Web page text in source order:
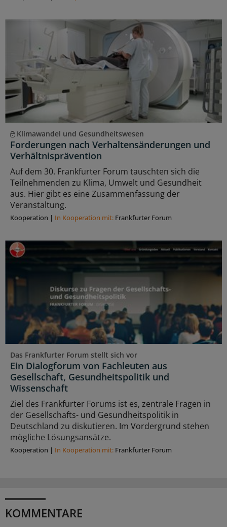
Klimawandel und Gesundheitswesen
Forderungen nach Verhaltensänderungen und
Verhältnisprävention
Auf dem 30. Frankfurter Forum tauschten sich die
Teilnehmenden zu Klima, Umwelt und Gesundheit
aus. Hier gibt es eine Zusammenfassung der
Veranstaltung.
Kooperation | In Kooperation mit: Frankfurter Forum
Das Frankfurter Forum stellt sich vor
Ein Dialogforum von Fachleuten aus
Gesellschaft, Gesundheitspolitik und
Wissenschaft
Ziel des Frankfurter Forums ist es, zentrale Fragen in
der Gesellschafts- und Gesundheitspolitik in
Deutschland zu diskutieren. Im Vordergrund stehen
mögliche Lösungsansätze.
Kooperation | In Kooperation mit: Frankfurter Forum
KOMMENTARE